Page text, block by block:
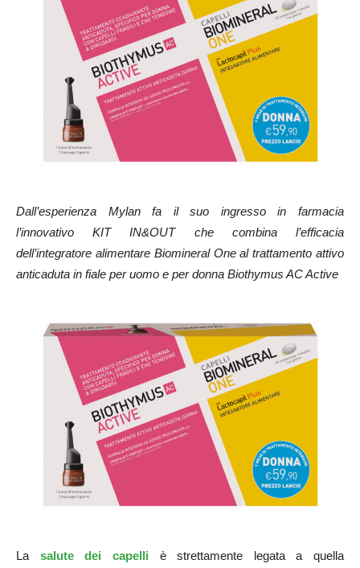
Dall’esperienza Mylan fa il suo ingresso in farmacia
l’innovativo KIT IN&OUT che combina l’efficacia
dell’integratore alimentare Biomineral One al trattamento attivo
anticaduta in fiale per uomo e per donna Biothymus AC Active
La salute dei capelli
è strettamente legata a quella